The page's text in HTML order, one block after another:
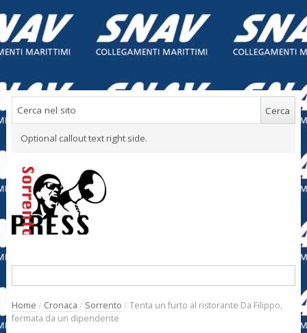
Optional callout text right side.
Home / Cronaca / Sorrento / Tenta un furto al ristorante Da Filippo,
fermata da un dipendente